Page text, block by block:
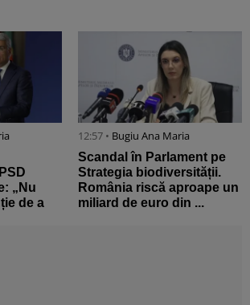
„Nu
de a
12:57 • Bugiu ⁠Ana Maria
Scandal în Parlament pe
Strategia biodiversității.
România riscă aproape un
miliard de euro din ...